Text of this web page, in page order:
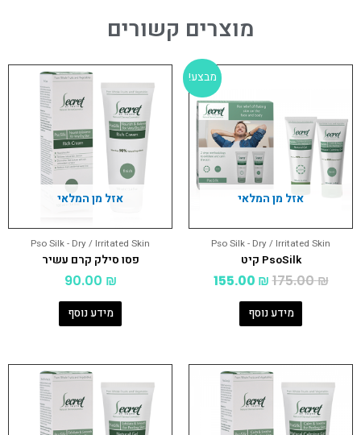
מוצרים קשורים
מבצע!
אזל מן המלאי
Pso Silk - Dry / Irritated Skin
PsoSilk קיט
₪
175.00
₪
155.00
מידע נוסף
אזל מן המלאי
Pso Silk - Dry / Irritated Skin
פסו סילק קרם עשיר
₪
90.00
מידע נוסף